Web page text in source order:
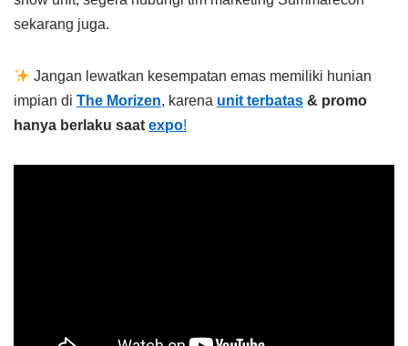
sekarang juga.
Jangan lewatkan kesempatan emas memiliki hunian
impian di The Morizen, karena unit terbatas & promo
hanya berlaku saat expo!